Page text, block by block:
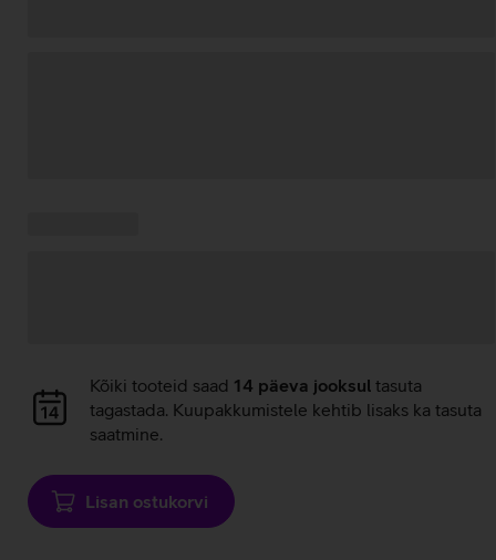
Andmete
laadimine
Kõiki tooteid saad 14 päeva jooksul tasuta
tagastada. Kuupakkumistele kehtib lisaks ka tasuta
saatmine.
Lisan ostukorvi